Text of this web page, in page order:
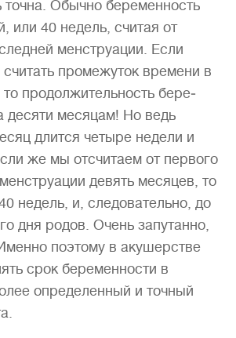
точна. Обычно бе­ременность
или 40 недель, считая от
менструации. Если
про­межуток времени в
то продолжительность бере­
десяти месяцам! Но ведь
длится четыре недели и
же мы отсчитаем от первого
девять месяцев, то
недель, и, следовательно, до
дня родов. Очень запутанно,
поэтому в аку­шерстве
срок беременности в
определенный и точный